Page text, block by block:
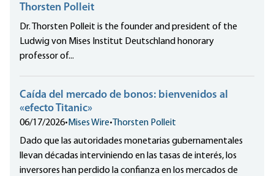
Thorsten Polleit
Dr. Thorsten Polleit is the founder and president of the
Ludwig von Mises Institut Deutschland honorary
professor of...
Caída del mercado de bonos: bienvenidos al
«efecto Titanic»
06/17/2026• Mises Wire• Thorsten Polleit
Dado que las autoridades monetarias gubernamentales
llevan décadas interviniendo en las tasas de interés, los
inversores han perdido la confianza en los mercados de